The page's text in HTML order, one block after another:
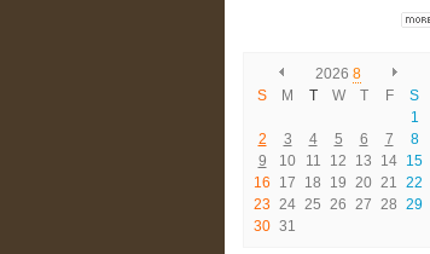
2026 8
S
M T W T F
S
1
2
3 4 5 6 7
8
9
10 11 12 13 14 15
16
17 18 19 20 21
22
23 24 25 26 27 28 29
30 31